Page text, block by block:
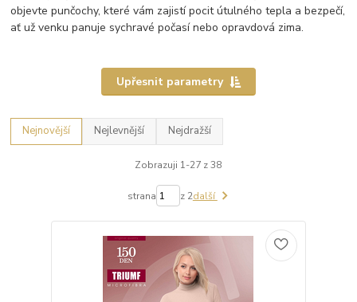
objevte punčochy, které vám zajistí pocit útulného tepla a bezpečí,
ať už venku panuje sychravé počasí nebo opravdová zima.
Upřesnit parametry
Nejnovější Nejlevnější Nejdražší
Zobrazuji 1-27 z 38
strana z 2další